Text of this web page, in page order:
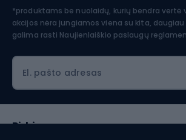
*produktams be nuolaidų, kurių bendra vertė
akcijos nėra jungiamos viena su kita,
galima rasti Naujienlaiškio paslaugų
El. pašto adresas
Pirkimas